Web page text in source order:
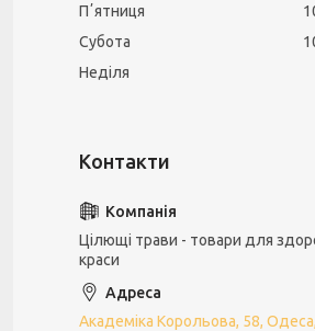
Пʼятниця
Субота
Неділя
Цілющі трави - товари для
краси
Академіка Корольова, 58, Одеса,